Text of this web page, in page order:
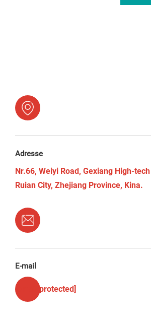
Adresse
Nr.66, Weiyi Road, Gexiang High-
Ruian City, Zhejiang Province, Kina.
E-mail
[email protected]